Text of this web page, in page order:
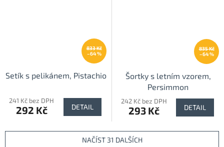
833 Kč
–64 %
Setík s pelikánem, Pistachio
241 Kč bez DPH
292 Kč DETAIL
835 Kč
–64 %
Šortky s letním vzorem,
Persimmon
242 Kč bez DPH
293 Kč DETAIL
NAČÍST 31 DALŠÍCH